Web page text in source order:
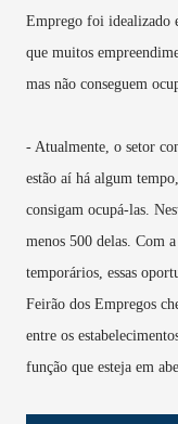
Emprego foi idealizado
que muitos
mas não conseguem
- Atualmente, o setor
estão aí há algum
consigam ocupá-las.
menos 500 delas. Com
temporários, essas
Feirão dos Empregos
entre os
função que esteja em